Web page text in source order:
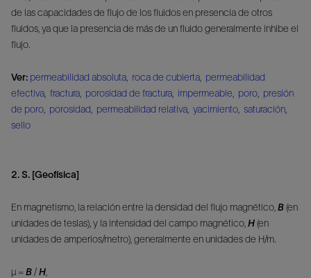
de las capacidades de flujo de los fluidos en presencia de otros
fluidos, ya que la presencia de más de un fluido generalmente inhibe el
flujo.
Ver: permeabilidad absoluta roca de cubierta permeabilidad
efectiva fractura porosidad de fractura impermeable poro presión
de poro porosidad permeabilidad relativa yacimiento saturación
sello
2. S. [Geofísica]
En magnetismo, la relación entre la densidad del flujo magnético, B(en
unidades de teslas), y la intensidad del campo magnético, H(en
unidades de amperios/metro), generalmente en unidades de H/m.
μ =B/H